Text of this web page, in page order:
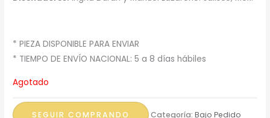
* PIEZA DISPONIBLE PARA ENVIAR
* TIEMPO DE ENVÍO NACIONAL: 5 a 8 días hábiles
Agotado
SEGUIR COMPRANDO Categoría:Bajo Pedido